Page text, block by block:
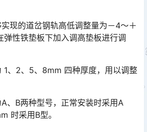
实现的道岔钢轨高低调整量为－4～＋
性铁垫板下加入调高垫板进行调
1、2、5、8mm 四种厚度，用以调整
A、B两种型号，正常安装时采用A
时采用B型。